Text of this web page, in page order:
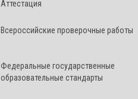
Аттестация
Всероссийские проверочные работы
Федеральные государственные
образовательные стандарты